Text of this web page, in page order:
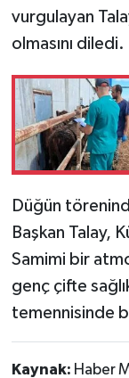
vurgulayan
olmasını diledi.
Düğün
Başkan Talay,
Samimi bir
genç çifte
temennisinde
Kaynak: Haber